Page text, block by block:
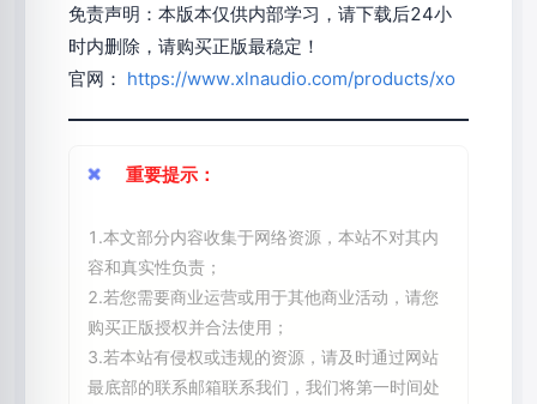
免责声明：本版本仅供内部学习，请下载后24小
时内删除，请购买正版最稳定！
官网： https://www.xlnaudio.com/products/xo
重要提示：
1.本文部分内容收集于网络资源，本站不对其内
容和真实性负责；
2.若您需要商业运营或用于其他商业活动，请您
购买正版授权并合法使用；
3.若本站有侵权或违规的资源，请及时通过网站
最底部的联系邮箱联系我们，我们将第一时间处